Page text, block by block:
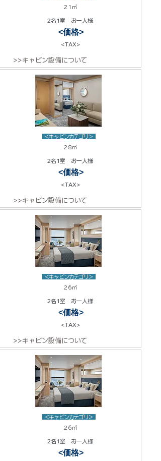
21㎡
2名1室 お一人様
<価格>
<TAX>
>>キャビン設備について
<キャビンカテゴリ>
28㎡
2名1室 お一人様
<価格>
<TAX>
>>キャビン設備について
<キャビンカテゴリ>
26㎡
2名1室 お一人様
<価格>
<TAX>
>>キャビン設備について
<キャビンカテゴリ>
26㎡
2名1室 お一人様
<価格>